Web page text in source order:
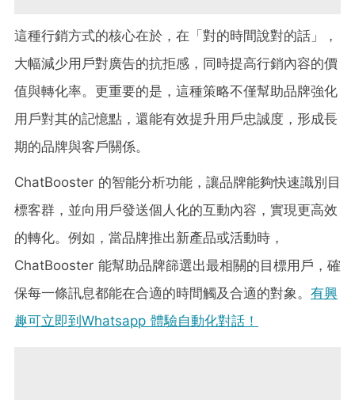
這種行銷方式的核心在於，在「對的時間說對的話」，
大幅減少用戶對廣告的抗拒感，同時提高行銷內容的價
值與轉化率。更重要的是，這種策略不僅幫助品牌強化
用戶對其的記憶點，還能有效提升用戶忠誠度，形成長
期的品牌與客戶關係。
ChatBooster 的智能分析功能，讓品牌能夠快速識別目
標客群，並向用戶發送個人化的互動內容，實現更高效
的轉化。例如，當品牌推出新產品或活動時，
ChatBooster 能幫助品牌篩選出最相關的目標用戶，確
保每一條訊息都能在合適的時間觸及合適的對象。 有興
趣可立即到Whatsapp 體驗自動化對話！